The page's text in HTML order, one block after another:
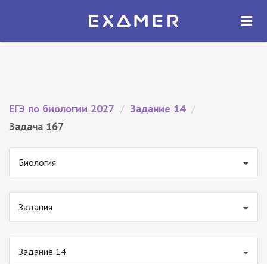
Экзамер — ЕГЭ 2027
ОТКРЫТЬ
ЕГЭ по биологии 2027 / Задание 14 /
Задача 167
Биология
Задания
Задание 14